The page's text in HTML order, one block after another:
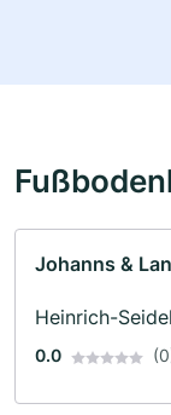
Johanns &
Heinrich-
0.0